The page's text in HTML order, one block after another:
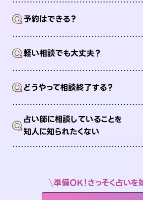
Q予約はできる？
Q軽い相談でも大丈夫？
Qどうやって相談終了する？
Q占い師に相談していることを
知人に知られたくない
準備OK！さっそく占いを